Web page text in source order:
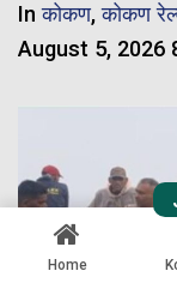
Inकोकण,कोकण
August 5, 2026
Home